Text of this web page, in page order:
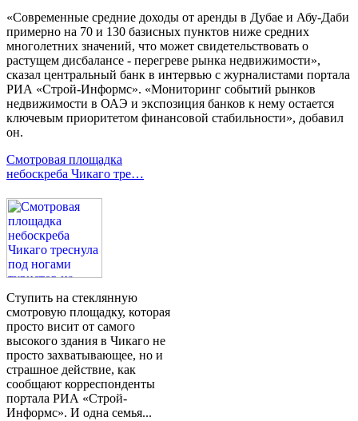
«Современные средние доходы от аренды в Дубае и Абу-Даби
примерно на 70 и 130 базисных пунктов ниже средних
многолетних значений, что может свидетельствовать о
растущем дисбалансе - перегреве рынка недвижимости»,
сказал центральный банк в интервью с журналистами портала
РИА «Строй-Информс». «Мониторинг событий рынков
недвижимости в ОАЭ и экспозиция банков к нему остается
ключевым приоритетом финансовой стабильности», добавил
он.
Смотровая площадка
небоскреба Чикаго тре…
Ступить на стеклянную
смотровую площадку, которая
просто висит от самого
высокого здания в Чикаго не
просто захватывающее, но и
страшное действие, как
сообщают корреспонденты
портала РИА «Строй-
Информс». И одна семья...